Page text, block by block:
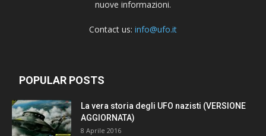
nuove informazioni.
Contact us: info@ufo.it
POPULAR POSTS
La vera storia degli UFO nazisti (VERSIONE
AGGIORNATA)
8 Aprile 2016